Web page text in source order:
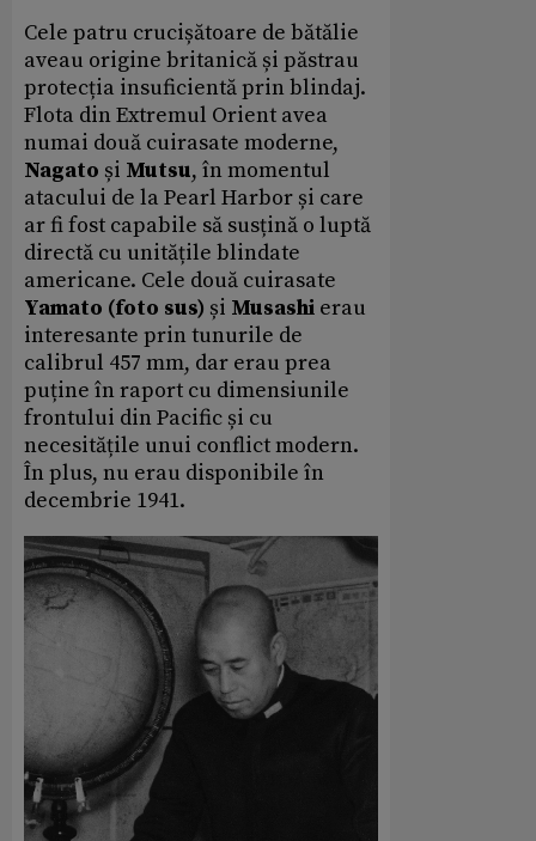
Cele patru crucișătoare de bătălie
aveau origine britanică și păstrau
protecția insuficientă prin blindaj.
Flota din Extremul Orient avea
numai două cuirasate moderne,
Nagato și Mutsu, în momentul
atacului de la Pearl Harbor și care
ar fi fost capabile să susțină o luptă
directă cu unitățile blindate
americane. Cele două cuirasate
Yamato (foto sus) și Musashi erau
interesante prin tunurile de
calibrul 457 mm, dar erau prea
puține în raport cu dimensiunile
frontului din Pacific și cu
necesitățile unui conflict modern.
În plus, nu erau disponibile în
decembrie 1941.